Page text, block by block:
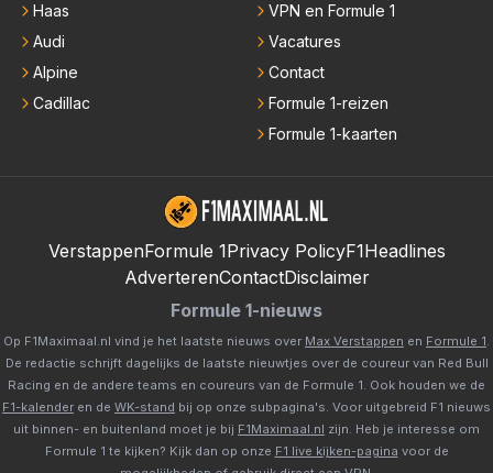
Haas
Audi
Alpine
Cadillac
VPN en Formule 1
Vacatures
Contact
Formule 1-reizen
Formule 1-kaarten
VerstappenFormule 1Privacy PolicyF1Headlines
AdverterenContactDisclaimer
Formule 1-nieuws
Op F1Maximaal.nl vind je het laatste nieuws over Max Verstappen en Formule 1.
De redactie schrijft dagelijks de laatste nieuwtjes over de coureur van Red Bull
Racing en de andere teams en coureurs van de Formule 1. Ook houden we de
F1-kalender en de WK-stand bij op onze subpagina's. Voor uitgebreid F1 nieuws
uit binnen- en buitenland moet je bij F1Maximaal.nl zijn. Heb je interesse om
Formule 1 te kijken? Kijk dan op onze F1 live kijken-pagina voor de